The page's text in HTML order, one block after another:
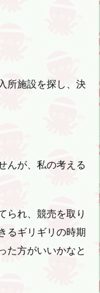
所施設を探し、決
んが、私の考える
られ、競売を取り
るギリギリの時期
た方がいいかなと